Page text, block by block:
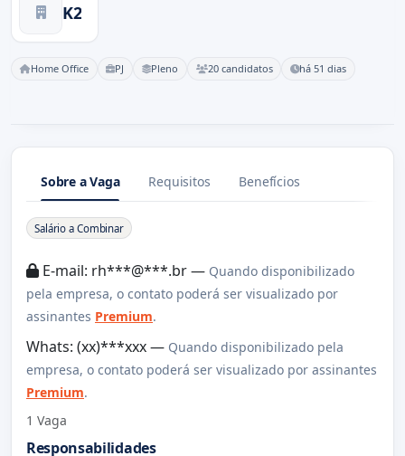
K2
Home Office PJ Pleno 20 candidatos há 51 dias
Sobre a Vaga Requisitos Benefícios
Sobre a Vaga
Salário a Combinar
E-mail: rh***@***.br — Quando disponibilizado
pela empresa, o contato poderá ser visualizado por
assinantes Premium.
Whats: (xx)***xxx — Quando disponibilizado pela
empresa, o contato poderá ser visualizado por assinantes
Premium.
1 Vaga
Responsabilidades